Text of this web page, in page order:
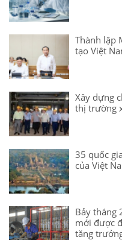
Thành lập
tạo Việt
Xây dựng
thị trường
35 quốc
của Việt
Bảy tháng
mới được
tăng